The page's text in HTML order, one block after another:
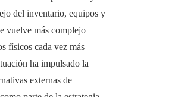
del inventario, equipos y
vuelve más complejo
físicos cada vez más
ha impulsado la
externas de